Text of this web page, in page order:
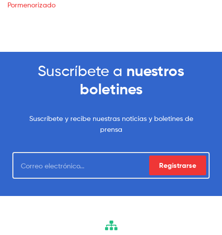
Pormenorizado
Suscríbete a nuestros
boletines
Suscríbete y recibe nuestras noticias y boletines de
prensa
Registrarse